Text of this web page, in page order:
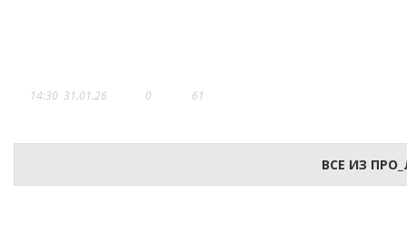
14:30 31.01.26 0 61
ВСЕ ИЗ